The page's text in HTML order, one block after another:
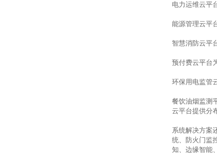
电力运维云平
能源管理云平
智慧消防云平
预付费云平台
环保用电监管
餐饮油烟监测
云平台提供分
系统解决方案
统、防火门监
知、边缘智能